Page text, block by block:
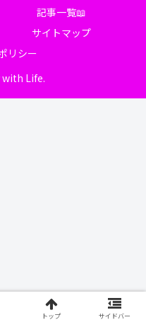
記事一覧📖
サイトマップ
リシー
Life.
トップ サイドバー